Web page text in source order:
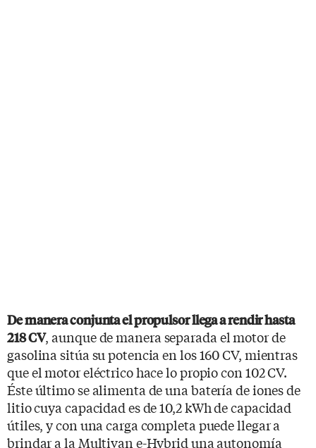
De manera conjunta el propulsor llega a rendir hasta
218 CV, aunque de manera separada el motor de
gasolina sitúa su potencia en los 160 CV, mientras
que el motor eléctrico hace lo propio con 102 CV.
Éste último se alimenta de una batería de iones de
litio cuya capacidad es de 10,2 kWh de capacidad
útiles, y con una carga completa puede llegar a
brindar a la Multivan e-Hybrid una autonomía